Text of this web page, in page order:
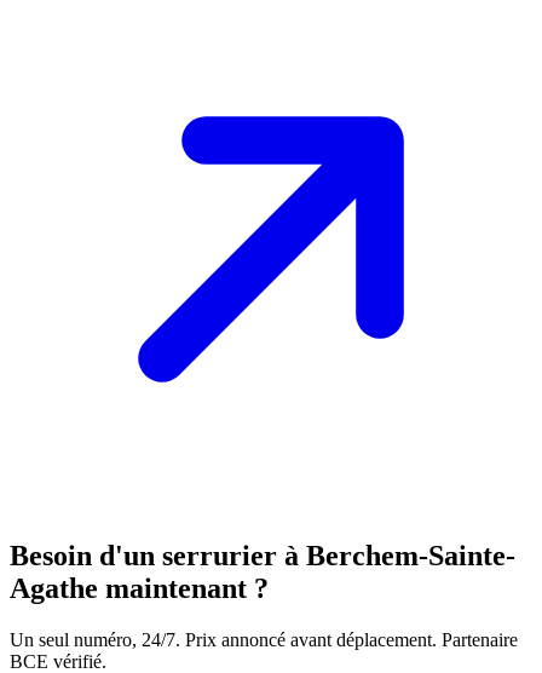
Besoin d'un serrurier à Berchem-Sainte-
Agathe maintenant ?
Un seul numéro, 24/7. Prix annoncé avant déplacement. Partenaire
BCE vérifié.